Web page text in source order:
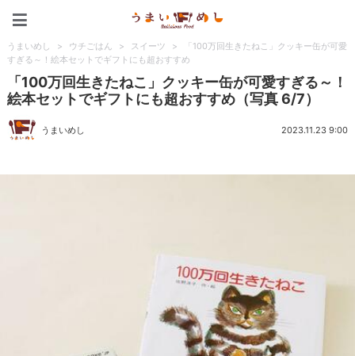
うまいめし > ウチごはん > スイーツ >
「100万回生きたねこ」クッキー缶が可愛
すぎる～！絵本セットでギフトにも超おすすめ
「100万回生きたねこ」クッキー缶が可愛すぎる～！
絵本セットでギフトにも超おすすめ（写真 6/7）
うまいめし 2023.11.23 9:00